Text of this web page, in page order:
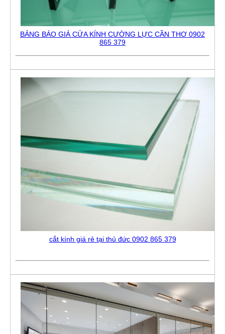
BẢNG BÁO GIÁ CỬA KÍNH CƯỜNG LỰC CẦN THƠ 0902
865 379
cắt kính giá rẻ tại thủ đức 0902 865 379